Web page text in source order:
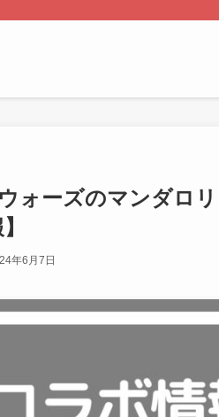
ォーズのマンダロ
年6月7日